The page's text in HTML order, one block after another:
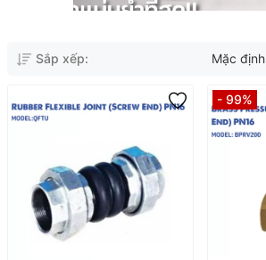
Sắp xếp: Mặc định
- 99%